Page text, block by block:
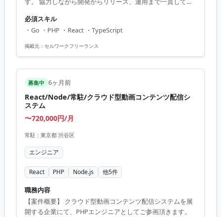
の設計と開発 ・要求把握、要件定義、設計、開発、テス
ト、運用保守 ・全体設計開発およびチームでの協力業務
【アピールポイント】 ・Go言語経験を活かせる ・国内最大
必須スキル
・Go ・PHP ・React ・TypeScript
掲載元： セルワークフリーランス
募集中 6ヶ月前
React/Node/常駐/クラウド型動画コンテンツ配信シ
ステム
〜720,000円/月
常駐 | 東京都 渋谷区
エンジニア
React PHP Node.js 他5件
職務内容
【案件概要】 クラウド型動画コンテンツ配信システムを展
開する企業にて、PHPエンジニアとしてご参画頂きます。